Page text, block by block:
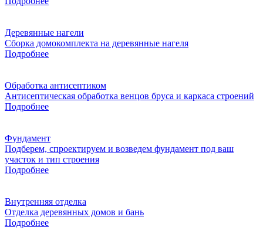
Деревянные нагели
Сборка домокомплекта на деревянные нагеля
Подробнее
Обработка антисептиком
Антисептическая обработка венцов бруса и каркаса строений
Подробнее
Фундамент
Подберем, спроектируем и возведем фундамент под ваш
участок и тип строения
Подробнее
Внутренняя отделка
Отделка деревянных домов и бань
Подробнее